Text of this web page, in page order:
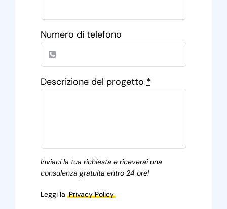
Numero di telefono
Descrizione del progetto*
Inviaci la tua richiesta e riceverai una
consulenza gratuita entro 24 ore!
Leggi la Privacy Policy